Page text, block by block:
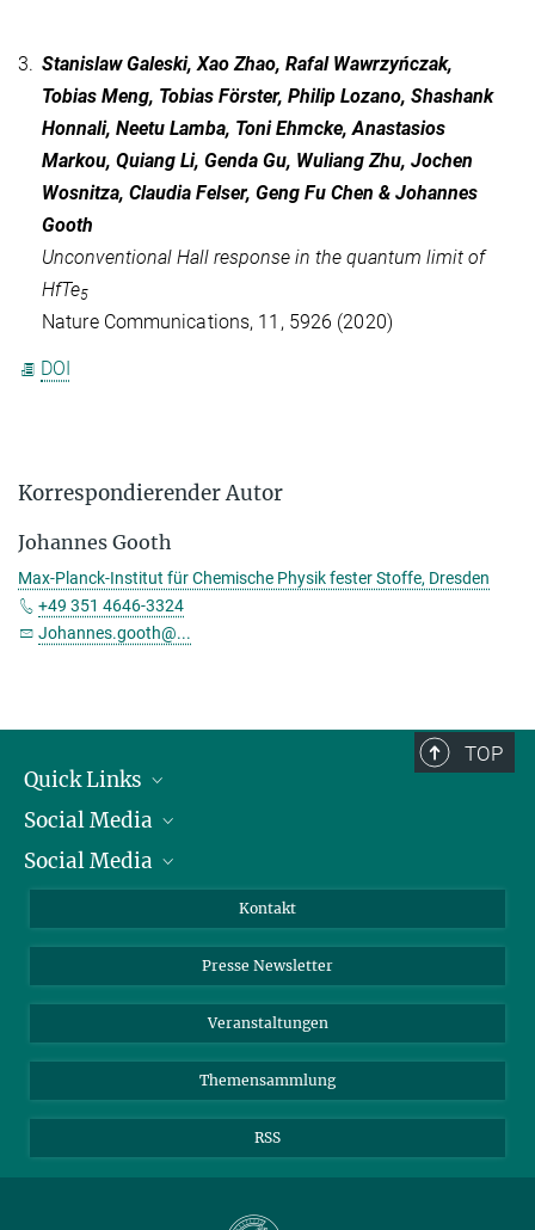
3. Stanislaw Galeski, Xao Zhao, Rafal Wawrzyńczak,
Tobias Meng, Tobias Förster, Philip Lozano, Shashank
Honnali, Neetu Lamba, Toni Ehmcke, Anastasios
Markou, Quiang Li, Genda Gu, Wuliang Zhu, Jochen
Wosnitza, Claudia Felser, Geng Fu Chen & Johannes
Gooth
Unconventional Hall response in the quantum limit of
HfTe5
Nature Communications, 11, 5926 (2020)
DOI
Korrespondierender Autor
Johannes Gooth
Max-Planck-Institut für Chemische Physik fester Stoffe, Dresden
+49 351 4646-3324
Johannes.gooth@...
TOP
Quick Links
Präsident
Zahlen und Fakten
Meldestelle Fehlverhalten
Social Media
Bluesky
Social Media
YouTube
Kontakt
Presse Newsletter
Veranstaltungen
Themensammlung
RSS